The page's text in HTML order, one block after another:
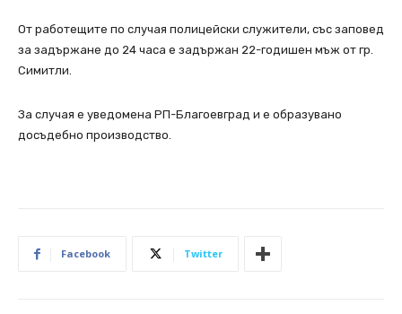
От работещите по случая полицейски служители, със заповед
за задържане до 24 часа е задържан 22-годишен мъж от гр.
Симитли.
За случая е уведомена РП-Благоевград и е образувано
досъдебно производство.
Facebook Twitter